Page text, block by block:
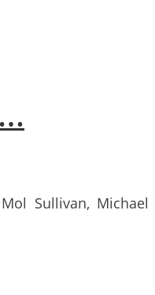
Sullivan, Michael